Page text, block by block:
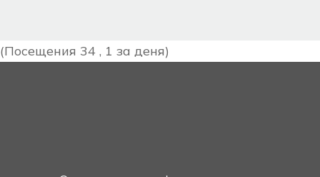
(Посещения 34 , 1 за деня)